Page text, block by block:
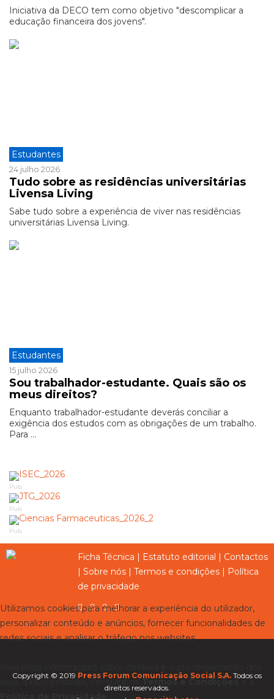
Iniciativa da DECO tem como objetivo "descomplicar a
educação financeira dos jovens".
Estudantes
24 julho 2026
Tudo sobre as residências universitárias
Livensa Living
Sabe tudo sobre a experiência de viver nas residências
universitárias Livensa Living.
Estudantes
15 julho 2026
Sou trabalhador-estudante. Quais são os
meus direitos?
Enquanto trabalhador-estudante deverás conciliar a
exigência dos estudos com as obrigações de um trabalho.
Para ...
Pub
Pub
Pub
Ficha Técnica | Estatuto editorial | Contactos
| Sobre nós | Termos e condições | Política
de privacidade
Copyright © 2019 Press Forum Comunicação Social S.A. Todos os
direitos reservados.
Utilizamos cookies para melhorar a experiência do utilizador,
personalizar conteúdo e anúncios, fornecer funcionalidades de
redes sociais e analisar o tráfego nos websites.
seus dados pessoais, consulte osTermos e Condiçõese a
Política de Privacidade